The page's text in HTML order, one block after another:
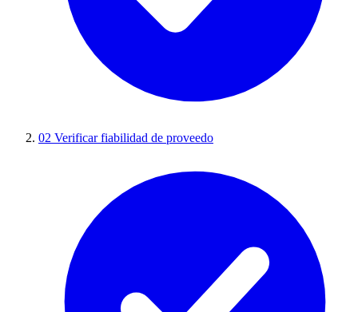
02 Verificar fiabilidad de proveedo